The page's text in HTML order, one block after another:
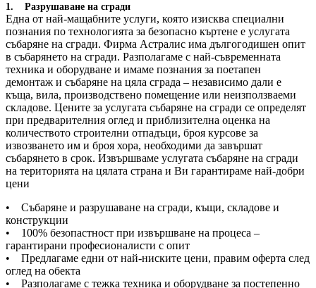
1. Разрушаване на сгради
Една от най-мащабните услуги, която изисква специални
познания по технологията за безопасно къртене е услугата
събаряне на сгради. Фирма Астралис има дългогодишен опит
в събарянето на сгради. Разполагаме с най-съвременната
техника и оборудване и имаме познания за поетапен
демонтаж и събаряне на цяла сграда – независимо дали е
къща, вила, производствено помещение или неизползваеми
складове. Цените за услугата събаряне на сгради се определят
при предварителния оглед и приблизителна оценка на
количеството строителни отпадъци, броя курсове за
извозването им и броя хора, необходими да завършат
събарянето в срок. Извършваме услугата събаряне на сгради
на територията на цялата страна и Ви гарантираме най-добри
цени
• Събаряне и разрушаване на сгради, къщи, складове и
конструкции
• 100% безопастност при извършване на процеса –
гарантирани професионалисти с опит
• Предлагаме едни от най-ниските цени, правим оферта след
оглед на обекта
• Разполагаме с тежка техника и оборудване за постепенно